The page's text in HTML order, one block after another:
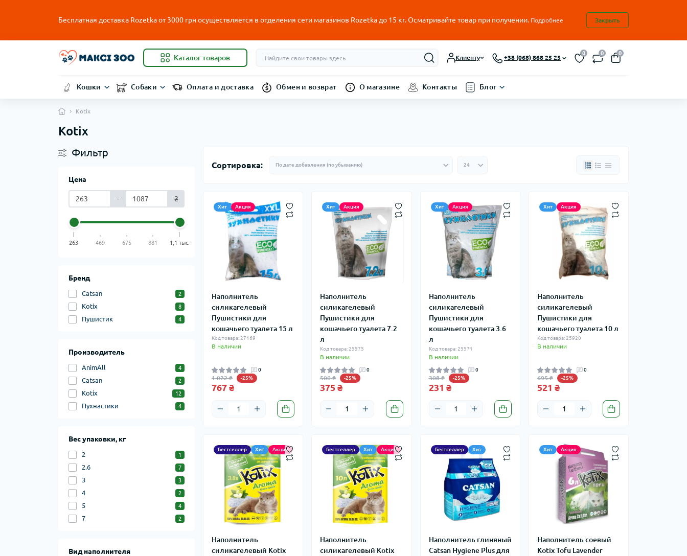
Бесплатная доставка Rozetka от3000 грн осуществляется в отделения сети магазинов Rozetka до 15 кг. Осматривайте товар при получении. Подробнее Закрыть
Каталог товаров Клиенту +38 (068) 868 25 25
0 0 0
Кошки Собаки Оплата и доставка Обмен и возврат О магазине Контакты Блог
Kotix
Kotix
Фильтр
Цена
- ₴
263 469 675 881 1,1 тыс.
Бренд
Catsan 2
Kotix 8
Пушистик 4
Производитель
AnimAll 4
Catsan 2
Kotix 12
Пухнастики 4
Вес упаковки, кг
2 1
2.6 7
3 3
4 2
5 4
7 2
Вид наполнителя
Сортировка:
Хит Акция
Наполнитель
силикагелевый
Пушистики для
кошачьего туалета 15 л
Код товара: 27169
В наличии
0
1 022 ₴ -25%
767 ₴
Хит Акция
Наполнитель
силикагелевый
Пушистики для
кошачьего туалета 7.2
л
Код товара: 25575
В наличии
0
500 ₴ -25%
375 ₴
Хит Акция
Наполнитель
силикагелевый
Пушистики для
кошачьего туалета 3.6
л
Код товара: 25571
В наличии
0
308 ₴ -25%
231 ₴
Хит Акция
Наполнитель
силикагелевый
Пушистики для
кошачьего туалета 10 л
Код товара: 25920
В наличии
0
695 ₴ -25%
521 ₴
Бестселлер Хит Акция
Наполнитель
силикагелевый Kotix
Бестселлер Хит Акция
Наполнитель
силикагелевый Kotix
Бестселлер Хит
Наполнитель глиняный
Catsan Hygiene Plus для
Хит Акция
Наполнитель соевый
Kotix Tofu Lavender